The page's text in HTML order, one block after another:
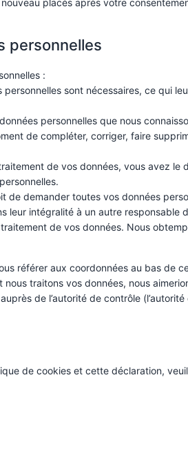
placés après votre
personnelles
:
sont nécessaires, ce qui
personnelles que nous
de compléter, corriger, faire
de vos données, vous avez le
de demander toutes vos données
leur intégralité à un autre responsable
de vos données. Nous
référer aux coordonnées au bas de
traitons vos données, nous
de l’autorité de contrôle
de cookies et cette déclaration,